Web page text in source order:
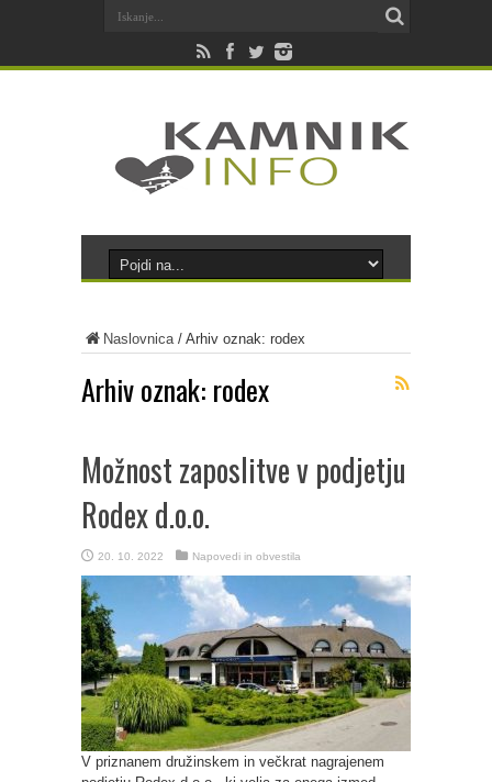
Naslovnica/ Arhiv oznak: rodex
Arhiv oznak: rodex
Možnost zaposlitve v podjetju
Rodex d.o.o.
20. 10. 2022 Napovedi in obvestila
V priznanem družinskem in večkrat nagrajenem